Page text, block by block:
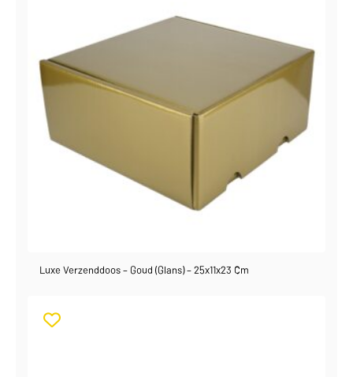
Luxe Verzenddoos – Goud (glans) – 25x11x23 Cm